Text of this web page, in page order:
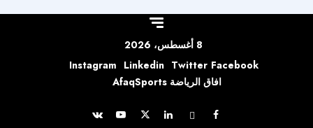
8 أغسطس، 2026
Facebook
Twitter
Linkedin
Instagram
افاق الرياضة AfaqSports